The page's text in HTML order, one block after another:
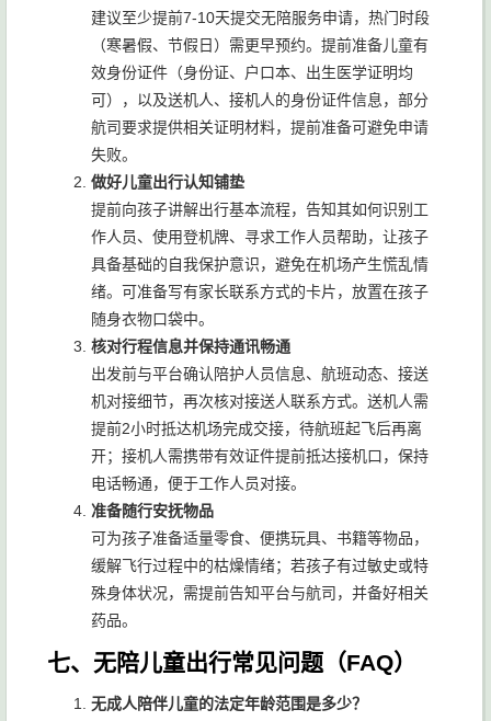
建议至少提前7-10天提交无陪服务申请，热门时段
（寒暑假、节假日）需更早预约。提前准备儿童有
效身份证件（身份证、户口本、出生医学证明均
可），以及送机人、接机人的身份证件信息，部分
航司要求提供相关证明材料，提前准备可避免申请
失败。
做好儿童出行认知铺垫
提前向孩子讲解出行基本流程，告知其如何识别工
作人员、使用登机牌、寻求工作人员帮助，让孩子
具备基础的自我保护意识，避免在机场产生慌乱情
绪。可准备写有家长联系方式的卡片，放置在孩子
随身衣物口袋中。
核对行程信息并保持通讯畅通
出发前与平台确认陪护人员信息、航班动态、接送
机对接细节，再次核对接送人联系方式。送机人需
提前2小时抵达机场完成交接，待航班起飞后再离
开；接机人需携带有效证件提前抵达接机口，保持
电话畅通，便于工作人员对接。
准备随行安抚物品
可为孩子准备适量零食、便携玩具、书籍等物品，
缓解飞行过程中的枯燥情绪；若孩子有过敏史或特
殊身体状况，需提前告知平台与航司，并备好相关
药品。
七、无陪儿童出行常见问题（FAQ）
无成人陪伴儿童的法定年龄范围是多少？